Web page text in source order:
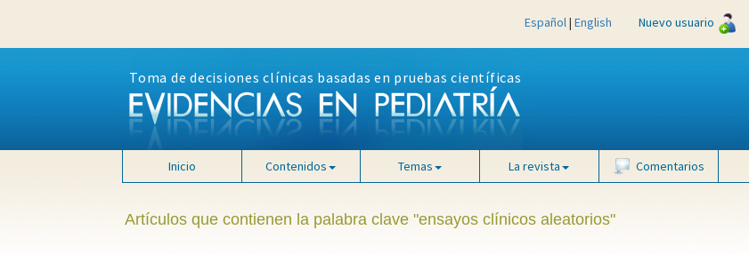
Español| English Nuevo usuario
Toma de decisiones clínicas basadas en pruebas científicas
Inicio Contenidos Temas La revista Comentarios
Artículos que contienen la palabra clave "ensayos clínicos aleatorios"